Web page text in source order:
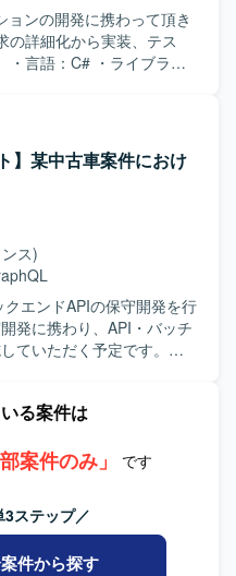
ョンの開発に携わって頂き
の詳細化から実装、テス
・バージョン管理：Git、
】某中古車案件におけ
ス)
クエンドAPIの保守開発を行
発に携わり、API・バッチ
ていただく予定です。
ん取り入れている技術に
ーの実施、アラートなど
最初からすべてを100%お
的にご対応いただく想定
る案件は
部案件のみ」 です
3ステップ／
件から探す